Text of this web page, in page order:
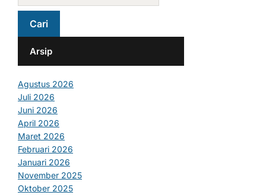
Arsip
Agustus 2026
Juli 2026
Juni 2026
April 2026
Maret 2026
Februari 2026
Januari 2026
November 2025
Oktober 2025